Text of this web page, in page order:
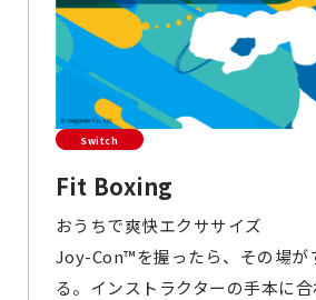
Switch
Fit Boxing
おうちで爽快エクササイズ
Joy-Con™を握ったら、その場が
る。インストラクターの手本に